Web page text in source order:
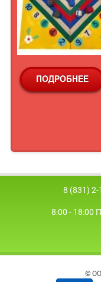
8 (831) 2-
8:00 -
©